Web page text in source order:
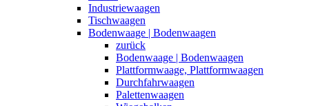
Industriewaagen
Tischwaagen
Bodenwaage | Bodenwaagen
zurück
Bodenwaage | Bodenwaagen
Plattformwaage, Plattformwaagen
Durchfahrwaagen
Palettenwaagen